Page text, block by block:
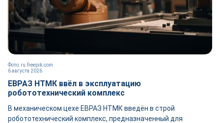
6 августа 2026
Фото: ru.freepik.com
ЕВРАЗ НТМК ввёл в эксплуатацию
робототехнический комплекс
В механическом цехе ЕВРАЗ НТМК введён в строй
робототехнический комплекс, предназначенный для